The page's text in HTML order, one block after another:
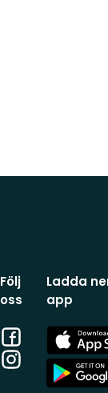
Följ
oss
Facebook
Instagram
Ladda
app
App
Store
App
Store